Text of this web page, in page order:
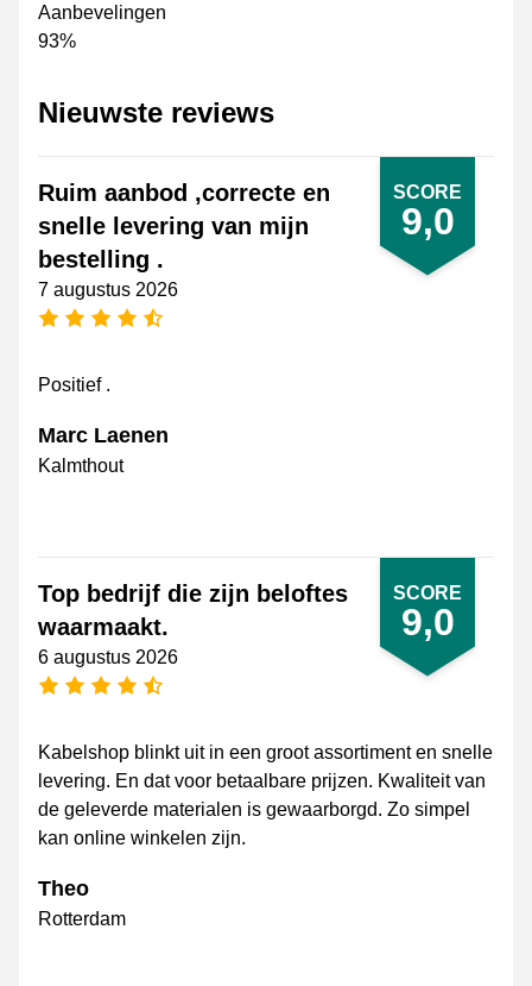
Aanbevelingen
93%
Nieuwste reviews
SCORE
9,0
Ruim aanbod ,correcte en
snelle levering van mijn
bestelling .
7 augustus 2026
4,5 sterren
Positief .
Marc Laenen
Kalmthout
SCORE
9,0
Top bedrijf die zijn beloftes
waarmaakt.
6 augustus 2026
4,5 sterren
Kabelshop blinkt uit in een groot assortiment en snelle
levering. En dat voor betaalbare prijzen. Kwaliteit van
de geleverde materialen is gewaarborgd. Zo simpel
kan online winkelen zijn.
Theo
Rotterdam